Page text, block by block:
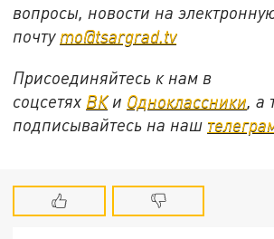
вопросы, новости на
почту mo@tsargrad.tv
Присоединяйтесь к нам в
соцсетях ВКи Одноклассники ,
подписывайтесь на наш